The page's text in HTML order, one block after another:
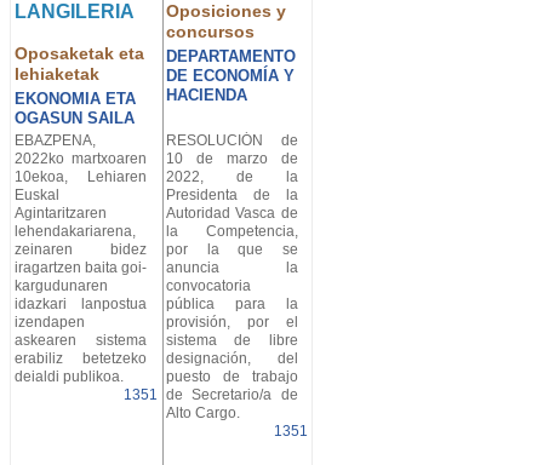
LANGILERIA
Oposaketak eta
lehiaketak
EKONOMIA ETA
OGASUN SAILA
Oposiciones y
concursos
DEPARTAMENTO
DE ECONOMÍA Y
HACIENDA
EBAZPENA,
2022ko martxoaren
10ekoa, Lehiaren
Euskal
Agintaritzaren
lehendakariarena,
zeinaren bidez
iragartzen baita goi-
kargudunaren
idazkari lanpostua
izendapen
askearen sistema
erabiliz betetzeko
deialdi publikoa.
1351
RESOLUCIÓN de
10 de marzo de
2022, de la
Presidenta de la
Autoridad Vasca de
la Competencia,
por la que se
anuncia la
convocatoria
pública para la
provisión, por el
sistema de libre
designación, del
puesto de trabajo
de Secretario/a de
Alto Cargo.
1351